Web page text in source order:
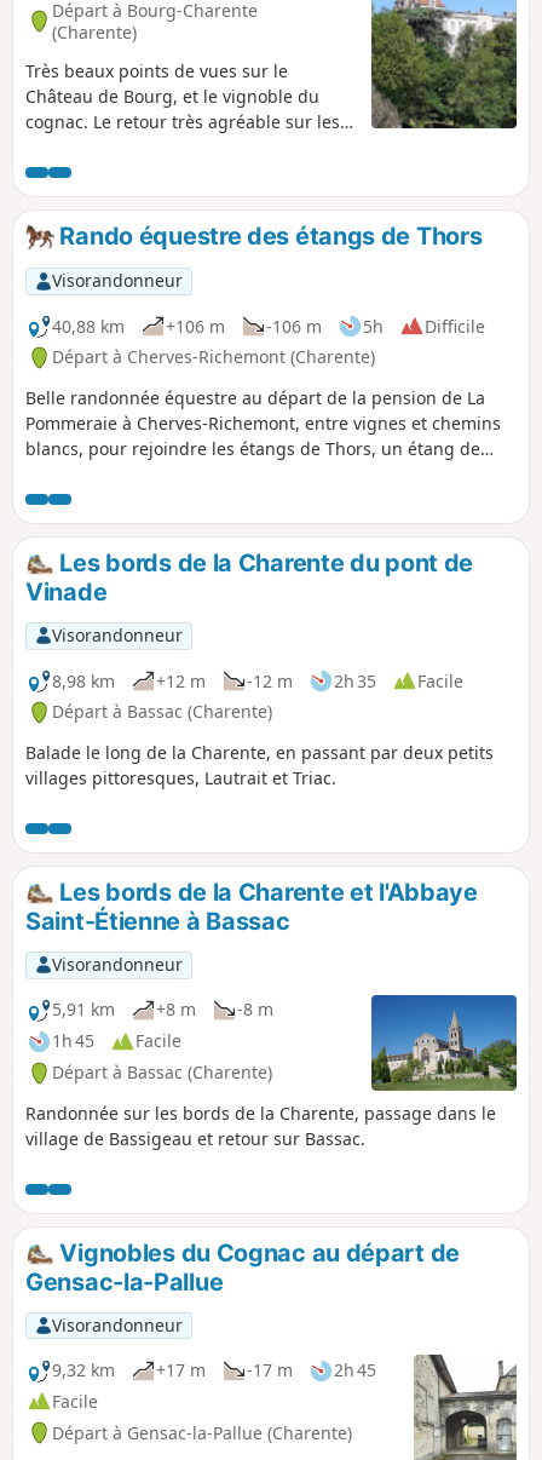
Départ à Bourg-Charente
(Charente)
Très beaux points de vues sur le
Château de Bourg, et le vignoble du
cognac. Le retour très agréable sur les
Rando équestre des étangs de Thors
Visorandonneur
40,88 km
+106 m -106 m 5h
Difficile
Départ à Cherves-Richemont (Charente)
Belle randonnée équestre au départ de la pension de La
Pommeraie à Cherves-Richemont, entre vignes et chemins
blancs, pour rejoindre les étangs de Thors, un étang de
bois, avec un retour boisé le long de l'antenne en passant
par des gués et points d'eau.
Les bords de la Charente du pont de
Vinade
Visorandonneur
8,98 km
+12 m -12 m 2h 35
Facile
Départ à Bassac (Charente)
Balade le long de la Charente, en passant par deux petits
villages pittoresques, Lautrait et Triac.
Les bords de la Charente et l'Abbaye
Saint-Étienne à Bassac
Visorandonneur
5,91 km
+8 m
-8 m
1h 45
Facile
Départ à Bassac (Charente)
Randonnée sur les bords de la Charente, passage dans le
village de Bassigeau et retour sur Bassac.
Vignobles du Cognac au départ de
Gensac-la-Pallue
Visorandonneur
9,32 km
+17 m -17 m
2h 45
Facile
Départ à Gensac-la-Pallue (Charente)